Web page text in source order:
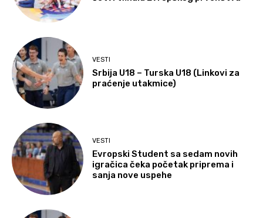
VESTI
Srbija U18 – Turska U18 (Linkovi za
praćenje utakmice)
VESTI
Evropski Student sa sedam novih
igračica čeka početak priprema i
sanja nove uspehe